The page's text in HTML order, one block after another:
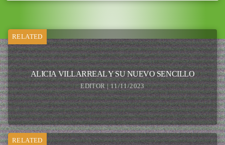
RELATED
ALICIA VILLARREAL Y SU NUEVO SENCILLO
EDITOR | 11/11/2023
RELATED